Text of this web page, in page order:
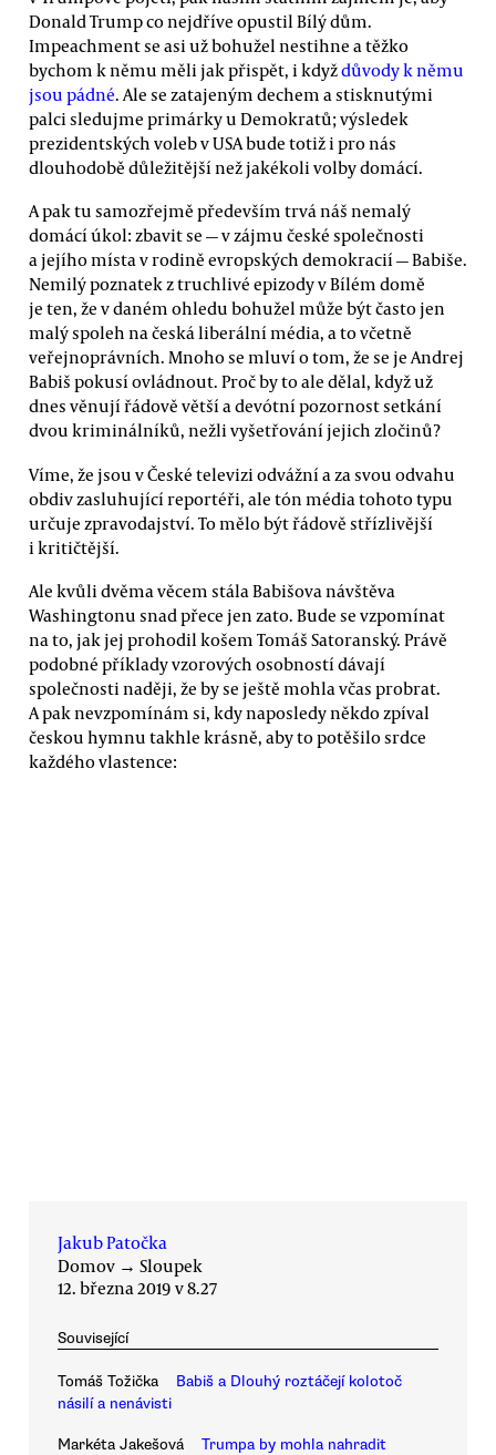
Donald Trump co nejdříve opustil Bílý dům.
Impeachment se asi už bohužel nestihne a těžko
bychom k němu měli jak přispět, i kdyždůvody k němu
jsou pádné. Ale se zatajeným dechem a stisknutými
palci sledujme primárky u Demokratů; výsledek
prezidentských voleb v USA bude totiž i pro nás
dlouhodobě důležitější než jakékoli volby domácí.
A pak tu samozřejmě především trvá náš nemalý
domácí úkol: zbavit se — v zájmu české společnosti
a jejího místa v rodině evropských demokracií — Babiše.
Nemilý poznatek z truchlivé epizody v Bílém domě
je ten, že v daném ohledu bohužel může být často jen
malý spoleh na česká liberální média, a to včetně
veřejnoprávních. Mnoho se mluví o tom, že se je Andrej
Babiš pokusí ovládnout. Proč by to ale dělal, když už
dnes věnují řádově větší a devótní pozornost setkání
dvou kriminálníků, nežli vyšetřování jejich zločinů?
Víme, že jsou v České televizi odvážní a za svou odvahu
obdiv zasluhující reportéři, ale tón média tohoto typu
určuje zpravodajství. To mělo být řádově střízlivější
i kritičtější.
Ale kvůli dvěma věcem stála Babišova návštěva
Washingtonu snad přece jen zato. Bude se vzpomínat
na to, jak jej prohodil košem Tomáš Satoranský. Právě
podobné příklady vzorových osobností dávají
společnosti naději, že by se ještě mohla včas probrat.
A pak nevzpomínám si, kdy naposledy někdo zpíval
českou hymnu takhle krásně, aby to potěšilo srdce
každého vlastence:
Jakub Patočka
Domov → Sloupek
12. března 2019 v 8.27
Související
Tomáš Tožička
Babiš a Dlouhý roztáčejí kolotoč
násilí a nenávisti
Markéta Jakešová
Trumpa by mohla nahradit